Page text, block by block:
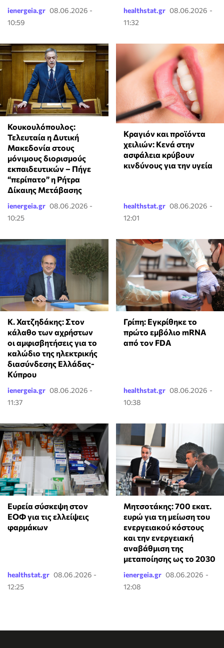
ienergeia.gr 08.06.2026 -
10:59
healthstat.gr 08.06.2026 -
11:32
Κουκουλόπουλος:
Τελευταία η Δυτική
Μακεδονία στους
μόνιμους διορισμούς
εκπαιδευτικών – Πήγε
“περίπατο” η Ρήτρα
Δίκαιης Μετάβασης
ienergeia.gr 08.06.2026 -
10:25
Κραγιόν και προϊόντα
χειλιών: Κενά στην
ασφάλεια κρύβουν
κινδύνους για την υγεία
healthstat.gr 08.06.2026 -
12:01
Κ. Χατζηδάκης: Στον
κάλαθο των αχρήστων
οι αμφισβητήσεις για το
καλώδιο της ηλεκτρικής
διασύνδεσης Ελλάδας-
Κύπρου
ienergeia.gr 08.06.2026 -
11:37
Γρίπη: Εγκρίθηκε το
πρώτο εμβόλιο mRNA
από τον FDA
healthstat.gr 08.06.2026 -
10:38
Ευρεία σύσκεψη στον
ΕΟΦ για τις ελλείψεις
φαρμάκων
healthstat.gr 08.06.2026 -
12:25
Μητσοτάκης: 700 εκατ.
ευρώ για τη μείωση του
ενεργειακού κόστους
και την ενεργειακή
αναβάθμιση της
μεταποίησης ως το 2030
ienergeia.gr 08.06.2026 -
12:08